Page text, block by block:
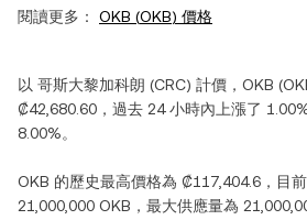
閱讀更多： OKB (OKB) 價格
以 哥斯大黎加科朗 (CRC) 計價， OKB (
₡42,680.60 ，過去 24 小時內 上漲了
8.00%。
OKB 的歷史最高價格為 ₡117,404.6 ，目
21,000,000 OKB ，最大供應量為